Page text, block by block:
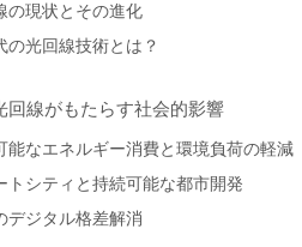
の現状とその進化
の光回線技術とは？
回線がもたらす社会的影響
能なエネルギー消費と環境負荷の軽減
トシティと持続可能な都市開発
デジタル格差解消